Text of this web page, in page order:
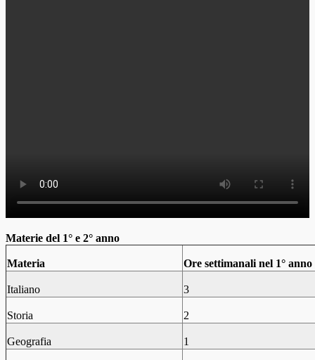
Materie del 1° e 2° anno
Materia Ore settimanali nel 1° anno
Italiano 3
Storia 2
Geografia 1